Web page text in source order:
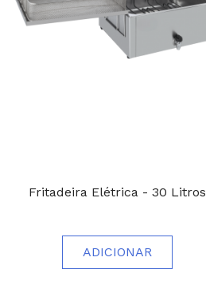
Fritadeira Elétrica - 30 Litros
ADICIONAR